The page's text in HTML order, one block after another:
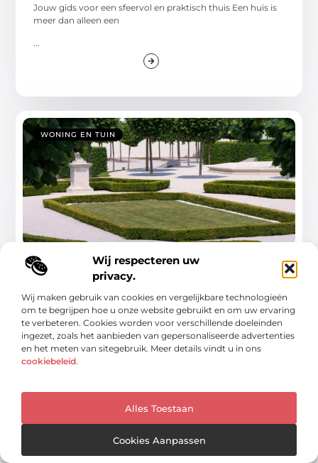
Wij respecteren uw
privacy.
Wij maken gebruik van cookies en vergelijkbare technologieën
om te begrijpen hoe u onze website gebruikt en om uw ervaring
te verbeteren. Cookies worden voor verschillende doeleinden
ingezet, zoals het aanbieden van gepersonaliseerde advertenties
en het meten van sitegebruik. Meer details vindt u in ons
cookiebeleid.
Alles Toestaan
Cookies Aanpassen
Jouw gids voor een sfeervol en praktisch thuis Een huis is
meer dan alleen een
...
WONING EN TUIN
Je tuin laten aanleggen: zo pak je het slim
aan
Een nieuwe tuin laten aanleggen? Daar komt meer bij
kijken dan alleen het kiezen van
...
WONING EN TUIN